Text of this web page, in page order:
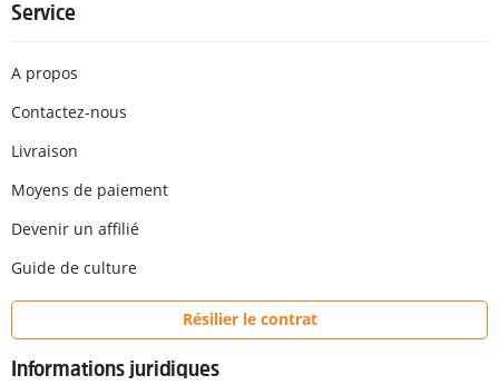
Service
A propos
Contactez-nous
Livraison
Moyens de paiement
Devenir un affilié
Guide de culture
Résilier le contrat
Informations juridiques